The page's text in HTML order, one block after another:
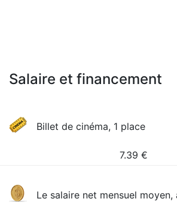
Salaire et financement
Billet de cinéma, 1 place
7.39 €
Le salaire net mensuel